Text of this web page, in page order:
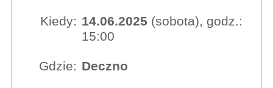
Kiedy: 14.06.2025 (sobota), godz.:
15:00
Gdzie: Deczno